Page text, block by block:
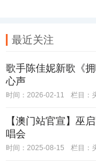
最近关注
歌手陈佳妮新歌《
心声
时间：2026-02-11 栏目：
【澳门站官宣】巫
唱会
时间：2025-08-15 栏目：